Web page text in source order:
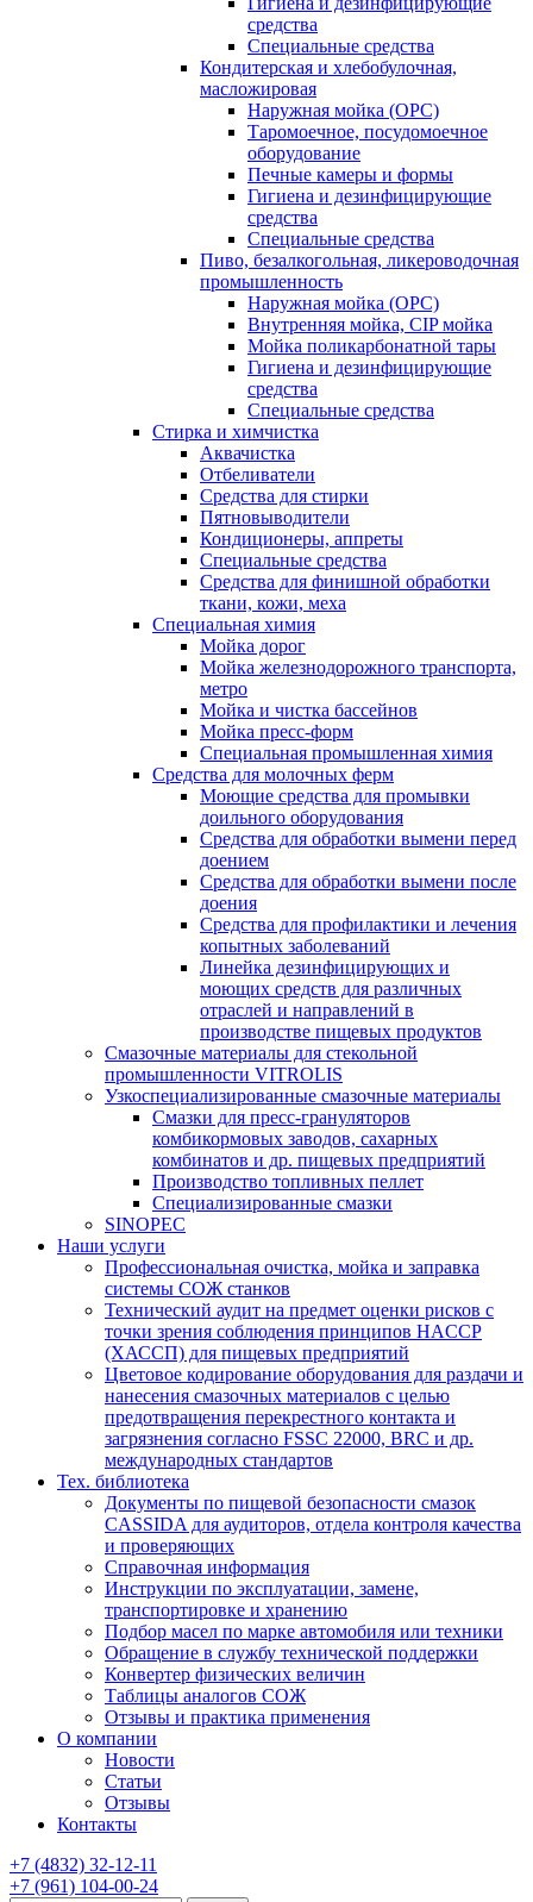
средства
Специальные средства
Кондитерская и хлебобулочная,
масложировая
Наружная мойка (ОРС)
Таромоечное, посудомоечное
оборудование
Печные камеры и формы
Гигиена и дезинфицирующие
средства
Специальные средства
Пиво, безалкогольная, ликероводочная
промышленность
Наружная мойка (ОРС)
Внутренняя мойка, CIP мойка
Мойка поликарбонатной тары
Гигиена и дезинфицирующие
средства
Специальные средства
Стирка и химчистка
Аквачистка
Отбеливатели
Средства для стирки
Пятновыводители
Кондиционеры, аппреты
Специальные средства
Средства для финишной обработки
ткани, кожи, меха
Специальная химия
Мойка дорог
Мойка железнодорожного транспорта,
метро
Мойка и чистка бассейнов
Мойка пресс-форм
Специальная промышленная химия
Средства для молочных ферм
Моющие средства для промывки
доильного оборудования
Средства для обработки вымени перед
доением
Средства для обработки вымени после
доения
Средства для профилактики и лечения
копытных заболеваний
Линейка дезинфицирующих и
моющих средств для различных
отраслей и направлений в
производстве пищевых продуктов
Смазочные материалы для стекольной
промышленности VITROLIS
Узкоспециализированные смазочные материалы
Смазки для пресс-грануляторов
комбикормовых заводов, сахарных
комбинатов и др. пищевых предприятий
Производство топливных пеллет
Специализированные смазки
SINOPEC
Наши услуги
Профессиональная очистка, мойка и заправка
системы СОЖ станков
Технический аудит на предмет оценки рисков с
точки зрения соблюдения принципов HACCP
(ХАССП) для пищевых предприятий
Цветовое кодирование оборудования для раздачи и
нанесения смазочных материалов с целью
предотвращения перекрестного контакта и
загрязнения согласно FSSC 22000, BRC и др.
международных стандартов
Тех. библиотека
Документы по пищевой безопасности смазок
CASSIDA для аудиторов, отдела контроля качества
и проверяющих
Справочная информация
Инструкции по эксплуатации, замене,
транспортировке и хранению
Подбор масел по марке автомобиля или техники
Обращение в службу технической поддержки
Конвертер физических величин
Таблицы аналогов СОЖ
Отзывы и практика применения
О компании
Новости
Статьи
Отзывы
Контакты
+7 (4832) 32-12-11
+7 (961) 104-00-24